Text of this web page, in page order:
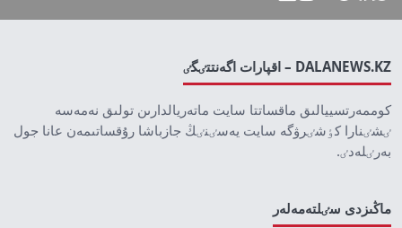
DALANEWS.KZ – اقپارات اگەنتتٸگٸ
كوممەرتسييالىق ماقساتتا سايت ماتەريالدارىن تولىق نەمەسە
ٸشٸنارا كٶشٸرۋگە سايت يەسٸنٸڭ جازباشا رۇقساتىمەن عانا جول
بەرٸلەدٸ.
ماڭىزدى سٸلتەمەلەر